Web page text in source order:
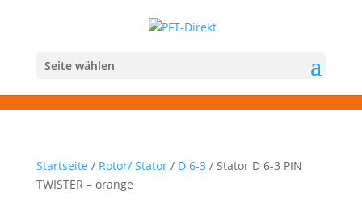
Seite wählen
Startseite / Rotor/ Stator/ D 6-3/ Stator D 6-3 PIN
TWISTER – orange